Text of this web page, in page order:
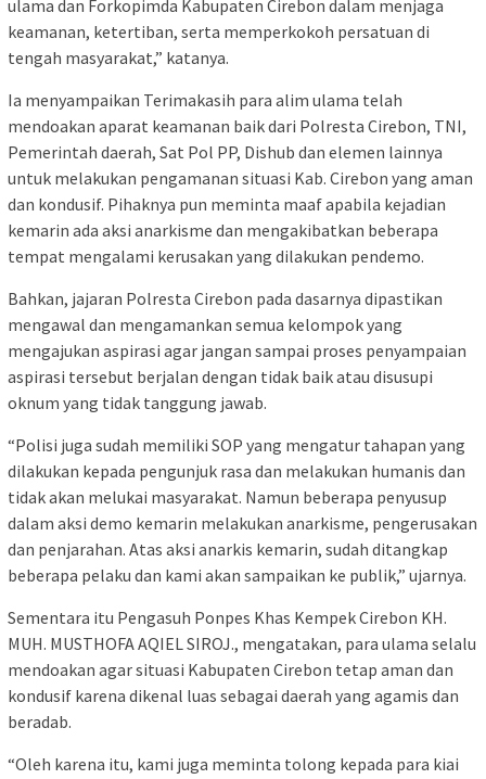
ulama dan Forkopimda Kabupaten Cirebon dalam menjaga
keamanan, ketertiban, serta memperkokoh persatuan di
tengah masyarakat,” katanya.
Ia menyampaikan Terimakasih para alim ulama telah
mendoakan aparat keamanan baik dari Polresta Cirebon, TNI,
Pemerintah daerah, Sat Pol PP, Dishub dan elemen lainnya
untuk melakukan pengamanan situasi Kab. Cirebon yang aman
dan kondusif. Pihaknya pun meminta maaf apabila kejadian
kemarin ada aksi anarkisme dan mengakibatkan beberapa
tempat mengalami kerusakan yang dilakukan pendemo.
Bahkan, jajaran Polresta Cirebon pada dasarnya dipastikan
mengawal dan mengamankan semua kelompok yang
mengajukan aspirasi agar jangan sampai proses penyampaian
aspirasi tersebut berjalan dengan tidak baik atau disusupi
oknum yang tidak tanggung jawab.
“Polisi juga sudah memiliki SOP yang mengatur tahapan yang
dilakukan kepada pengunjuk rasa dan melakukan humanis dan
tidak akan melukai masyarakat. Namun beberapa penyusup
dalam aksi demo kemarin melakukan anarkisme, pengerusakan
dan penjarahan. Atas aksi anarkis kemarin, sudah ditangkap
beberapa pelaku dan kami akan sampaikan ke publik,” ujarnya.
Sementara itu Pengasuh Ponpes Khas Kempek Cirebon KH.
MUH. MUSTHOFA AQIEL SIROJ., mengatakan, para ulama selalu
mendoakan agar situasi Kabupaten Cirebon tetap aman dan
kondusif karena dikenal luas sebagai daerah yang agamis dan
beradab.
“Oleh karena itu, kami juga meminta tolong kepada para kiai